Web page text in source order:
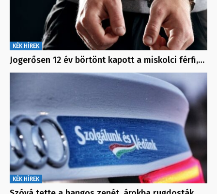
KÉK HÍREK
Jogerősen 12 év börtönt kapott a miskolci férfi,…
KÉK HÍREK